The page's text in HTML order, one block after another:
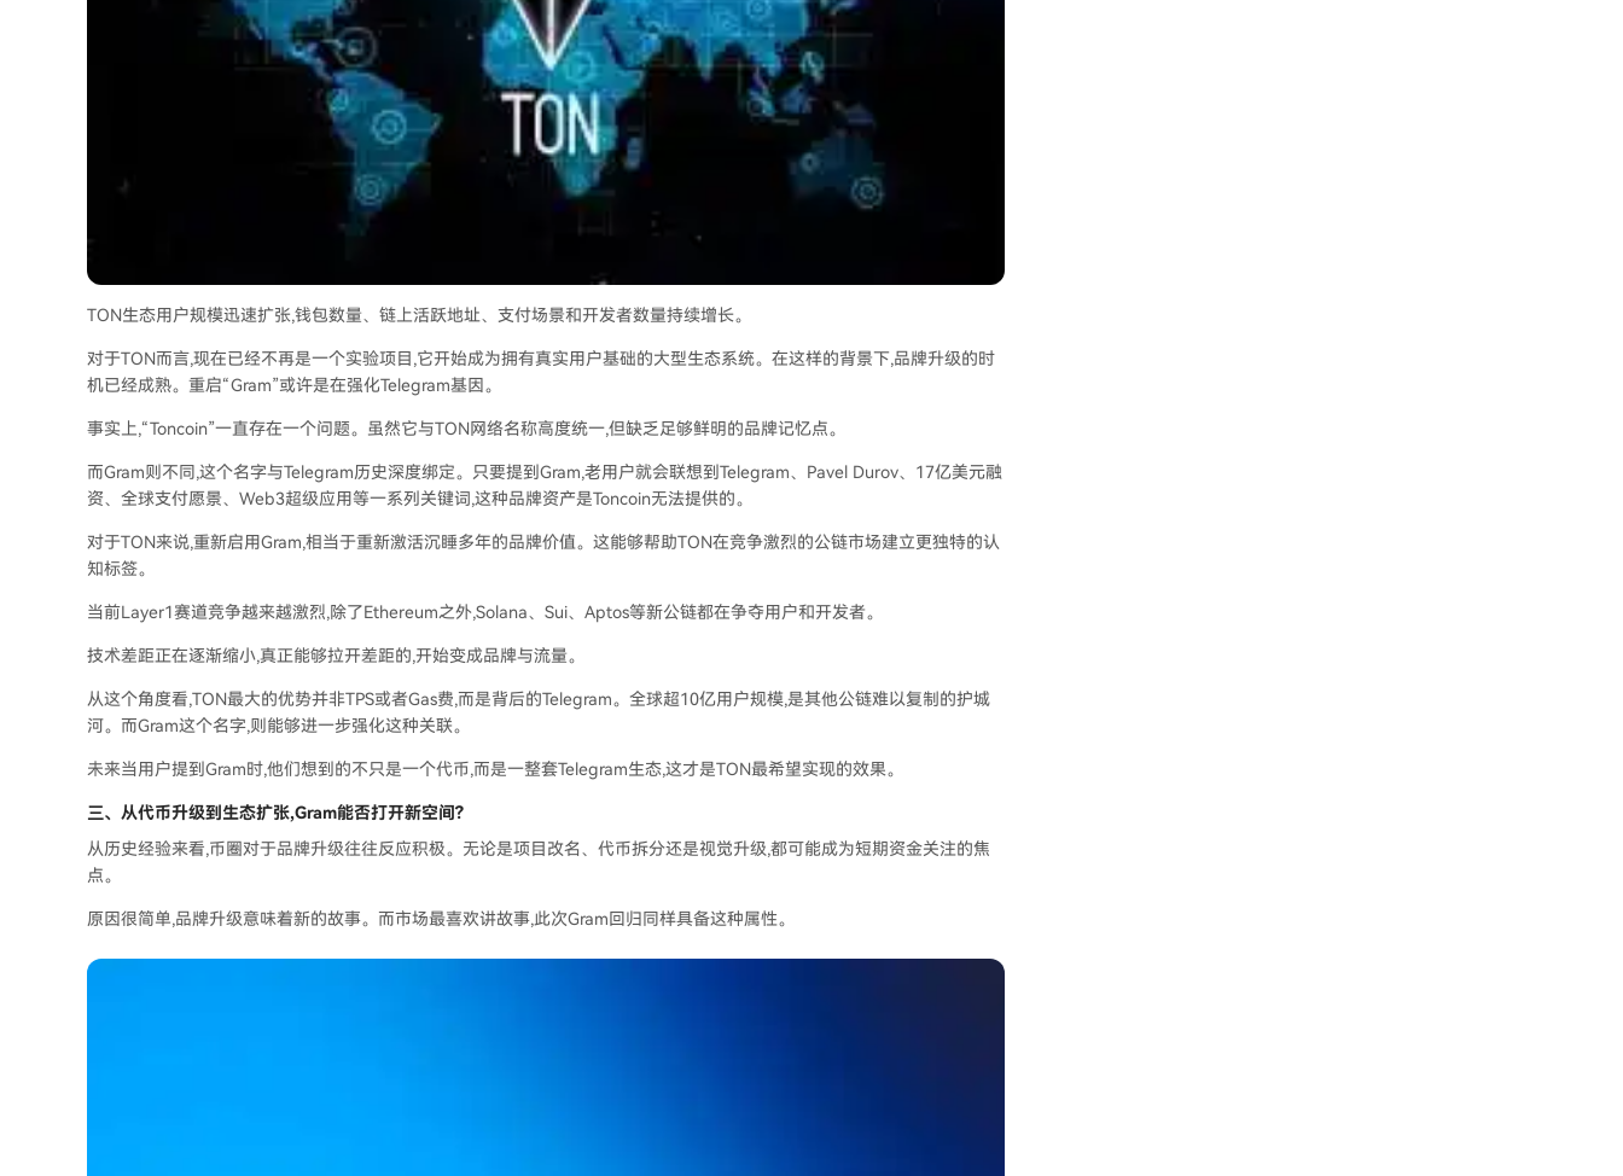
TON生态用户规模迅速扩张,钱包数量、链上活跃地址、支付场景和开发者数量持续增长。
对于TON而言,现在已经不再是一个实验项目,它开始成为拥有真实用户基础的大型生态系统。在这样的背景下,品牌升级的时
机已经成熟。重启“Gram”或许是在强化Telegram基因。
事实上,“Toncoin”一直存在一个问题。虽然它与TON网络名称高度统一,但缺乏足够鲜明的品牌记忆点。
而Gram则不同,这个名字与Telegram历史深度绑定。只要提到Gram,老用户就会联想到Telegram、Pavel Durov、17亿美元融
资、全球支付愿景、Web3超级应用等一系列关键词,这种品牌资产是Toncoin无法提供的。
对于TON来说,重新启用Gram,相当于重新激活沉睡多年的品牌价值。这能够帮助TON在竞争激烈的公链市场建立更独特的认
知标签。
当前Layer1赛道竞争越来越激烈,除了Ethereum之外,Solana、Sui、Aptos等新公链都在争夺用户和开发者。
技术差距正在逐渐缩小,真正能够拉开差距的,开始变成品牌与流量。
从这个角度看,TON最大的优势并非TPS或者Gas费,而是背后的Telegram。全球超10亿用户规模,是其他公链难以复制的护城
河。而Gram这个名字,则能够进一步强化这种关联。
未来当用户提到Gram时,他们想到的不只是一个代币,而是一整套Telegram生态,这才是TON最希望实现的效果。
三、 从代币升级到生态扩张,Gram能否打开新空间?
从历史经验来看,币圈对于品牌升级往往反应积极。无论是项目改名、代币拆分还是视觉升级,都可能成为短期资金关注的焦
点。
原因很简单,品牌升级意味着新的故事。而市场最喜欢讲故事,此次Gram回归同样具备这种属性。